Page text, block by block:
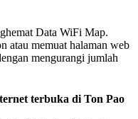
Data WiFi Map.
atau memuat halaman web
mengurangi jumlah
terbuka di Ton Pao